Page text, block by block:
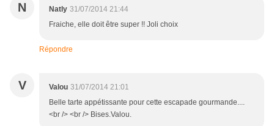
N Natly 31/07/2014 21:44
Fraiche, elle doit être super !! Joli choix
Répondre
V Valou 31/07/2014 21:01
Belle tarte appétissante pour cette escapade gourmande....
<br /> <br /> Bises.Valou.